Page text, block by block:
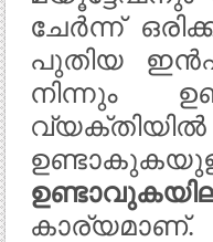
ചേർന്ന്
പുതിയ
നിന്നും
കാര്യമാണ്.